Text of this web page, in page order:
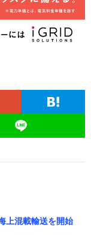
上混載輸送を開始